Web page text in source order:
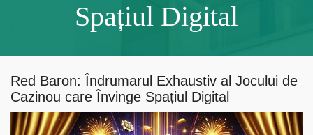
Spațiul Digital
Red Baron: Îndrumarul Exhaustiv al Jocului de
Cazinou care Învinge Spațiul Digital